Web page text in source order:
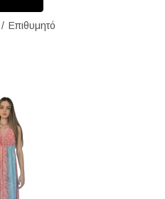
Επιθυμητό